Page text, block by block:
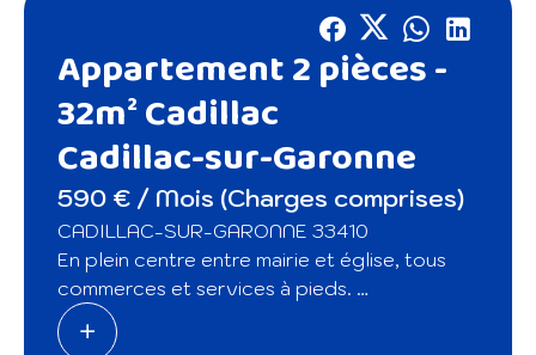
Appartement 2 pièces -
32m² Cadillac
Cadillac-sur-Garonne
590 € / Mois (Charges comprises)
CADILLAC-SUR-GARONNE 33410
En plein centre entre mairie et église, tous
commerces et services à pieds.
Dans un bel immeuble en pierre, découvrez